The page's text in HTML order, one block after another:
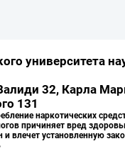
университета
32, Карла
131
наркотических
причиняет вред
и влечет установленную